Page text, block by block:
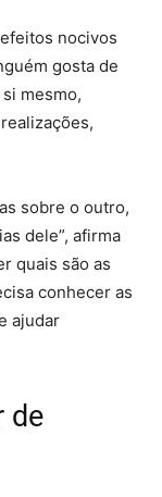
nocivos
gosta de
mesmo,
sobre o outro,
dele”, afirma
quais são as
conhecer as
ajudar
de